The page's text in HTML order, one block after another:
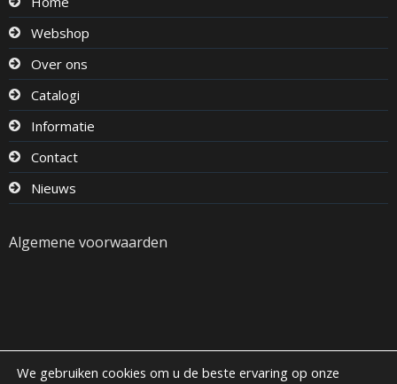
Webshop
Over ons
Catalogi
Informatie
Contact
Nieuws
Algemene voorwaarden
We gebruiken cookies om u de beste ervaring op onze